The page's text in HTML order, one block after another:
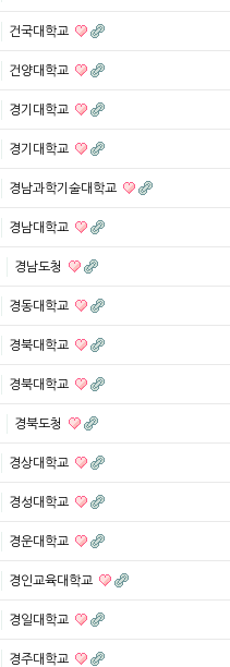
건국대학교
건양대학교
경기대학교
경기대학교
경남과학기술대학교
경남대학교
경남도청
경동대학교
경북대학교
경북대학교
경북도청
경상대학교
경성대학교
경운대학교
경인교육대학교
경일대학교
경주대학교